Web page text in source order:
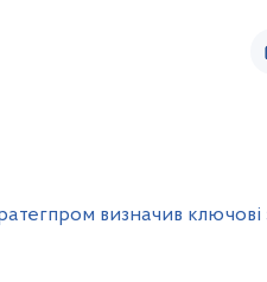
визначив ключові